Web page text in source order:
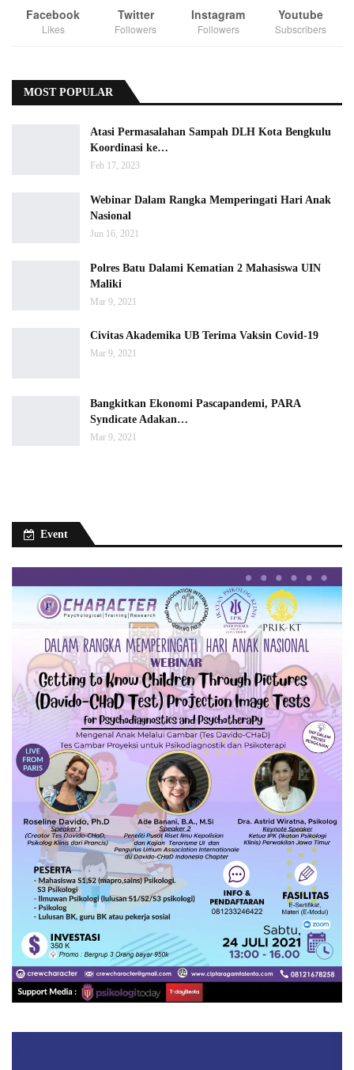
Facebook
Likes
Twitter
Followers
Instagram
Followers
Youtube
Subscribers
MOST POPULAR
Atasi Permasalahan Sampah DLH Kota Bengkulu
Koordinasi ke…
Feb 17, 2023
Webinar Dalam Rangka Memperingati Hari Anak
Nasional
Jun 16, 2021
Polres Batu Dalami Kematian 2 Mahasiswa UIN
Maliki
Mar 9, 2021
Civitas Akademika UB Terima Vaksin Covid-19
Mar 9, 2021
Bangkitkan Ekonomi Pascapandemi, PARA
Syndicate Adakan…
Mar 9, 2021
Event